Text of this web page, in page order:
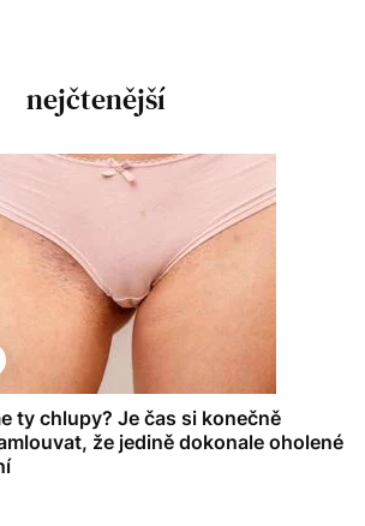
nejčtenější
ty chlupy? Je čas si konečně
že jedině dokonale oholené